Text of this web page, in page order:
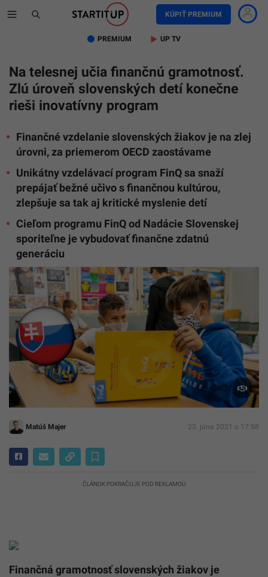
KÚPIŤ PREMIUM
PREMIUM UP TV
Na telesnej učia finančnú gramotnosť.
Zlú úroveň slovenských detí konečne
rieši inovatívny program
Finančné vzdelanie slovenských žiakov je na zlej
úrovni, za priemerom OECD zaostávame
Unikátny vzdelávací program FinQ sa snaží
prepájať bežné učivo s finančnou kultúrou,
zlepšuje sa tak aj kritické myslenie detí
Cieľom programu FinQ od Nadácie Slovenskej
sporiteľne je vybudovať finančne zdatnú
generáciu
Matúš Majer 23. júna 2021 o 17:58
ČLÁNOK POKRAČUJE POD REKLAMOU
Finančná gramotnosť slovenských žiakov je